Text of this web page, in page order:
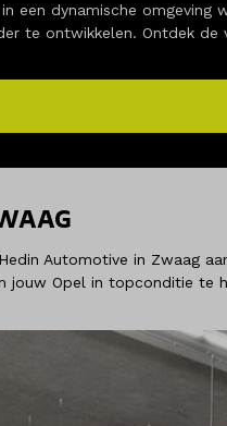
een dynamische
te ontwikkelen. Ontdek
Automotive in Zwaag
jouw Opel in topconditie te